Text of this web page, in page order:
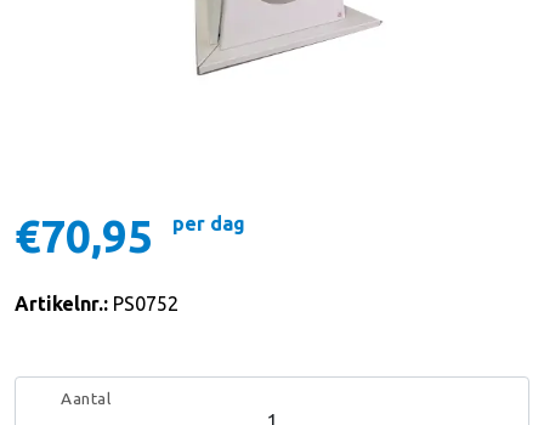
€70,95 per dag
Artikelnr.: PS0752
Aantal